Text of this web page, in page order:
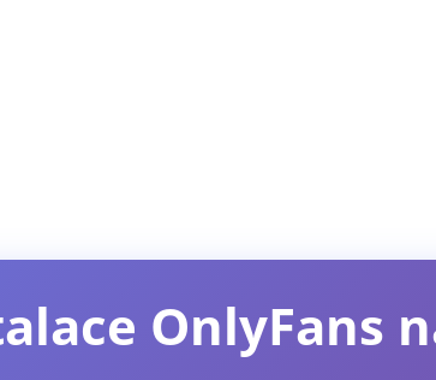
OnlyFans